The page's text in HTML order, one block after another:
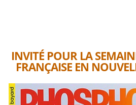
INVITÉ POUR LA
FRANÇAISE EN